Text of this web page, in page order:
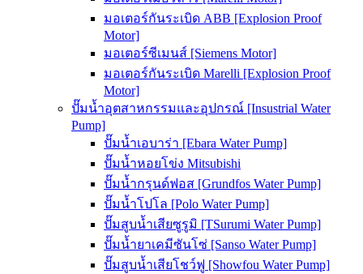
มอเตอร์กันระเบิด ABB [Explosion Proof
Motor]
มอเตอร์ซีเมนส์ [Siemens Motor]
มอเตอร์กันระเบิด Marelli [Explosion Proof
Motor]
ปั๊มน้ำอุตสาหกรรมและอุปกรณ์ [Insustrial Water
Pump]
ปั๊มน้ำเอบาร่า [Ebara Water Pump]
ปั๊มน้ำหอยโข่ง Mitsubishi
ปั๊มน้ำกรุนด์ฟอส [Grundfos Water Pump]
ปั๊มน้ำโปโล [Polo Water Pump]
ปั๊มสูบน้ำเสียซูรูมิ [TSurumi Water Pump]
ปั๊มน้ำยาเคมีซันโซ่ [Sanso Water Pump]
ปั๊มสูบน้ำเสียโชว์ฟู [Showfou Water Pump]